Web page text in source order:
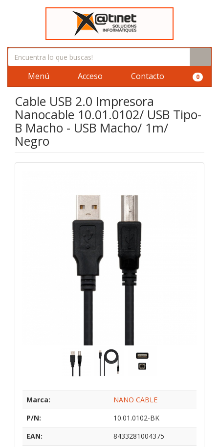
Menú Acceso Contacto 0
Cable USB 2.0 Impresora
Nanocable 10.01.0102/ USB Tipo-
B Macho - USB Macho/ 1m/
Negro
Marca:
NANO CABLE
P/N:
10.01.0102-BK
EAN:
8433281004375